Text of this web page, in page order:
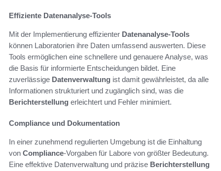
Effiziente Datenanalyse-Tools
Mit der Implementierung effizienter Datenanalyse-Tools
können Laboratorien ihre Daten umfassend auswerten. Diese
Tools ermöglichen eine schnellere und genauere Analyse, was
die Basis für informierte Entscheidungen bildet. Eine
zuverlässige Datenverwaltung ist damit gewährleistet, da alle
Informationen strukturiert und zugänglich sind, was die
Berichterstellung erleichtert und Fehler minimiert.
Compliance und Dokumentation
In einer zunehmend regulierten Umgebung ist die Einhaltung
von Compliance-Vorgaben für Labore von größter Bedeutung.
Eine effektive Datenverwaltung und präzise Berichterstellung